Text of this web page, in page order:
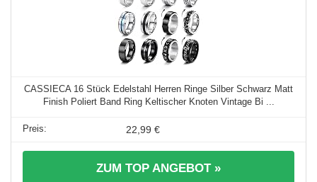
CASSIECA 16 Stück Edelstahl Herren Ringe Silber Schwarz Matt
Finish Poliert Band Ring Keltischer Knoten Vintage Bi ...
22,99 €
ZUM TOP ANGEBOT »